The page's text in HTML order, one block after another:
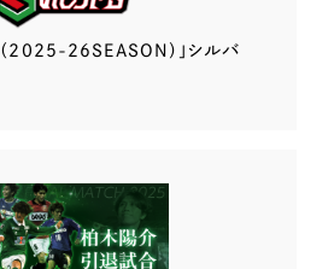
（2025-26SEASON）」 シルバ